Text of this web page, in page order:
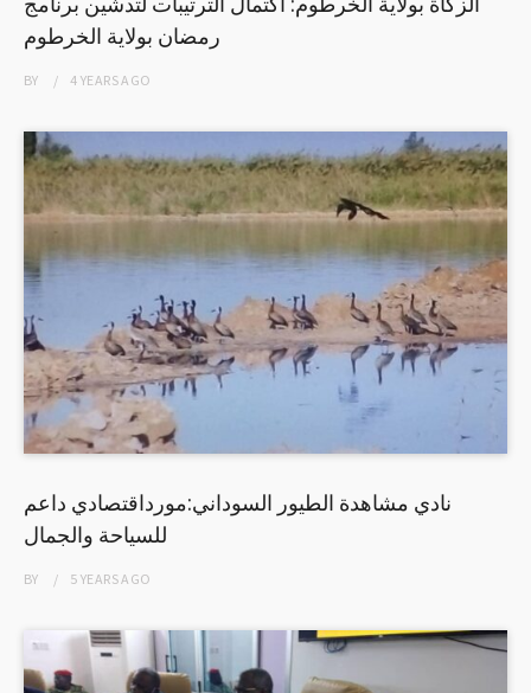
رمضان بولاية الخرطوم
BY 4 YEARSAGO
نادي مشاهدة الطيور السوداني:مورداقتصادي داعم
للسياحة والجمال
BY 5 YEARSAGO